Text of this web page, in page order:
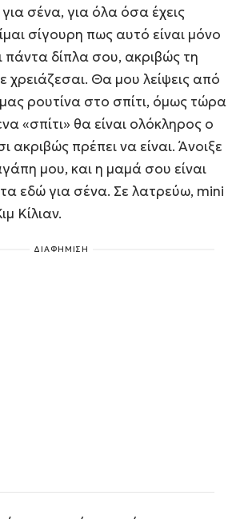
σένα, για όλα όσα έχεις
σίγουρη πως αυτό είναι μόνο
πάντα δίπλα σου, ακριβώς τη
χρειάζεσαι. Θα μου λείψεις από
ρουτίνα στο σπίτι, όμως τώρα
«σπίτι» θα είναι ολόκληρος ο
ακριβώς πρέπει να είναι. Άνοιξε
μου, και η μαμά σου είναι
εδώ για σένα. Σε λατρεύω, mini
Κίλιαν.
ΔΙΑΦΗΜΙΣΗ